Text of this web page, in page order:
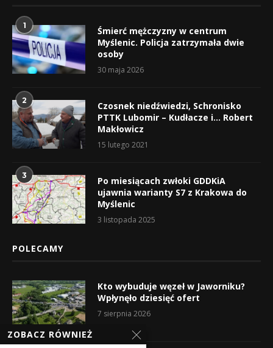
1
Śmierć mężczyzny w centrum
Myślenic. Policja zatrzymała dwie
osoby
30 maja 2026
2
Czosnek niedźwiedzi, Schronisko
PTTK Lubomir – Kudłacze i… Robert
Makłowicz
15 lutego 2021
3
Po miesiącach zwłoki GDDKiA
ujawnia warianty S7 z Krakowa do
Myślenic
3 listopada 2025
POLECAMY
Kto wybuduje węzeł w Jaworniku?
Wpłynęło dziesięć ofert
7 sierpnia 2026
ZOBACZ RÓWNIEŻ